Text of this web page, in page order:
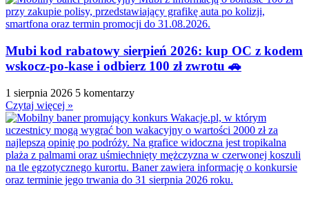
Mubi kod rabatowy sierpień 2026: kup OC z kodem
wskocz-po-kase i odbierz 100 zł zwrotu 🚗
1 sierpnia 2026 5 komentarzy
Czytaj więcej »